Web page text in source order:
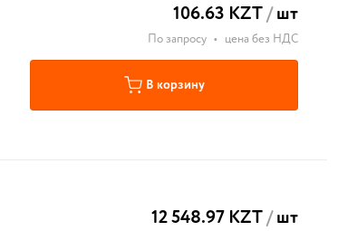
106.63 KZT/шт
По запросу • цена без НДС
В корзину
12 548.97 KZT/шт